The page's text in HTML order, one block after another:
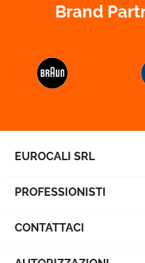
Brand
EUROCALI SRL
PROFESSIONISTI
CONTATTACI